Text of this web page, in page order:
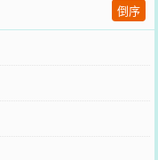
倒序